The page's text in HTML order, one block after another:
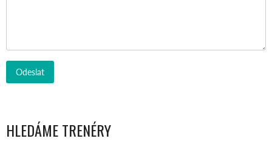
HLEDÁME TRENÉRY